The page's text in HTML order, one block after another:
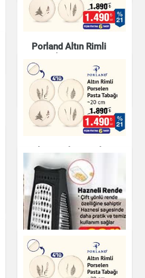
Porland Altın Rimli
Porselen Pasta
Tabağı 20 cm
Mutfak Ürünleri
Altın Rimli Porselen
Pasta Tabağı 20 cm
Mutfak Ürünleri
Hazneli Rende